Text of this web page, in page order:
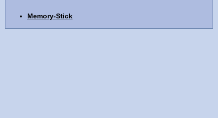
Memory-Stick